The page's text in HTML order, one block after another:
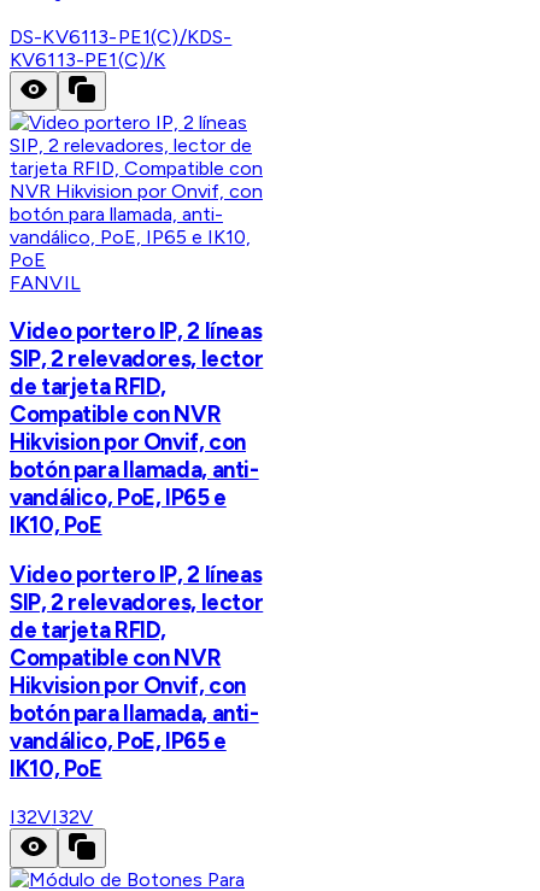
DS-KV6113-PE1(C)/KDS-
KV6113-PE1(C)/K
FANVIL
Video portero IP, 2 líneas
SIP, 2 relevadores, lector
de tarjeta RFID,
Compatible con NVR
Hikvision por Onvif, con
botón para llamada, anti-
vandálico, PoE, IP65 e
IK10, PoE
Video portero IP, 2 líneas
SIP, 2 relevadores, lector
de tarjeta RFID,
Compatible con NVR
Hikvision por Onvif, con
botón para llamada, anti-
vandálico, PoE, IP65 e
IK10, PoE
I32VI32V